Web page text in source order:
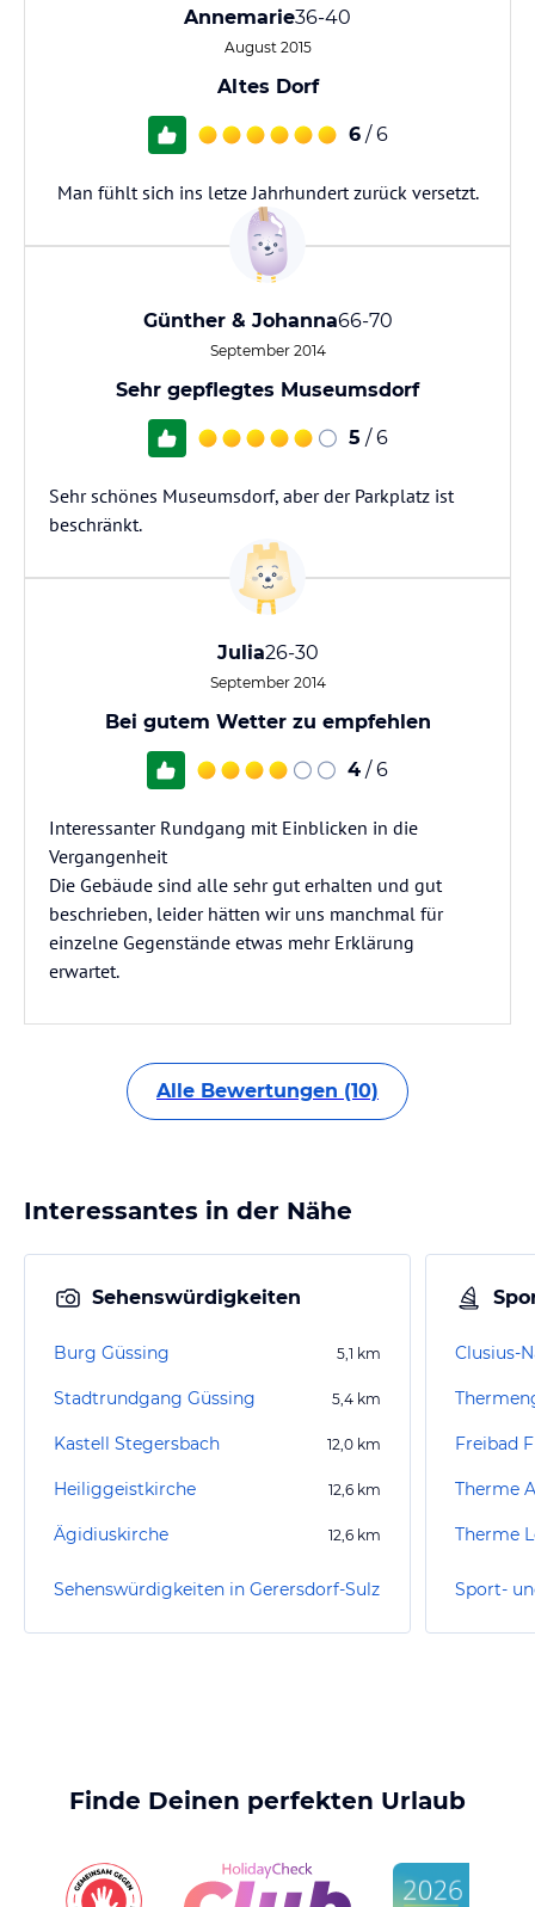
Annemarie36-40
August 2015
Altes Dorf
6 / 6
Man fühlt sich ins letze Jahrhundert zurück versetzt.
Günther & Johanna66-70
September 2014
Sehr gepflegtes Museumsdorf
5 / 6
Sehr schönes Museumsdorf, aber der Parkplatz ist
beschränkt.
Julia26-30
September 2014
Bei gutem Wetter zu empfehlen
4 / 6
Interessanter Rundgang mit Einblicken in die
Vergangenheit
Die Gebäude sind alle sehr gut erhalten und gut
beschrieben, leider hätten wir uns manchmal für
einzelne Gegenstände etwas mehr Erklärung
erwartet.
Alle Bewertungen (10)
Interessantes in der Nähe
Sehenswürdigkeiten
Burg Güssing 5,1 km
Stadtrundgang Güssing 5,4 km
Kastell Stegersbach 12,0 km
Heiliggeistkirche 12,6 km
Ägidiuskirche 12,6 km
Sehenswürdigkeiten in Gerersdorf-Sulz
Clusius-
Freibad
Therme
Therme
Finde Deinen perfekten Urlaub